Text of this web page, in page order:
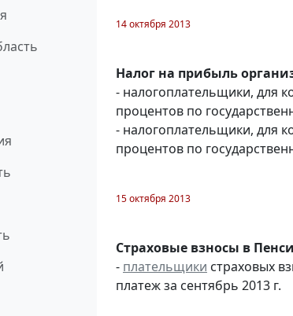
14 октября 2013
Налог на прибыль
- налогоплательщики, для
процентов по
- налогоплательщики, для
процентов по
15 октября 2013
Страховые взносы в
- плательщики страховых
платеж за сентябрь 2013 г.